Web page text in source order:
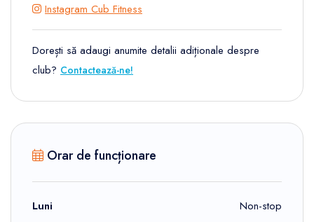
Instagram Cub Fitness
Dorești să adaugi anumite detalii adiționale despre
club? Contactează-ne!
Orar de funcționare
Luni
Non-stop